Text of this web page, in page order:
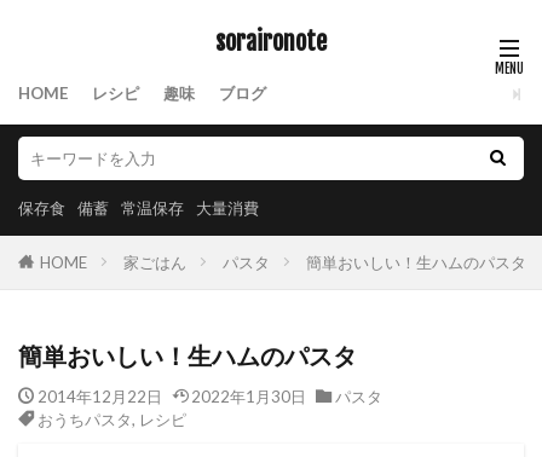
soraironote
HOME レシピ 趣味 ブログ
保存食 備蓄 常温保存 大量消費
HOME 家ごはん パスタ 簡単おいしい！生ハムのパスタ
簡単おいしい！生ハムのパスタ
2014年12月22日 2022年1月30日
パスタ
おうちパスタ, レシピ